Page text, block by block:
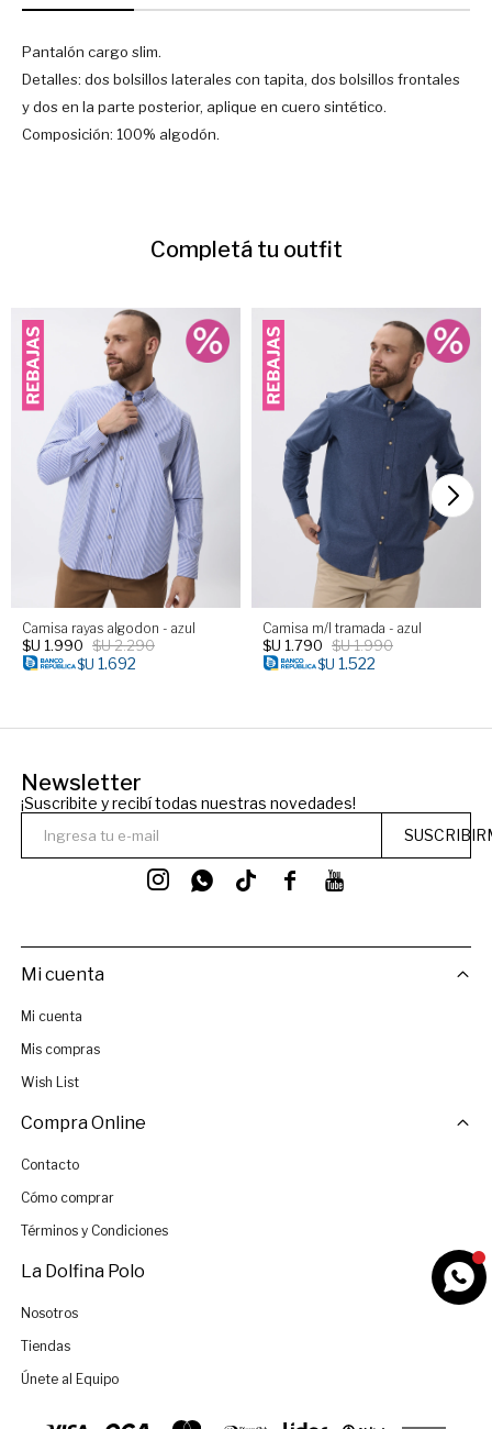
Pantalón cargo slim.
Detalles: dos bolsillos laterales con tapita, dos bolsillos frontales
y dos en la parte posterior, aplique en cuero sintético.
Composición: 100% algodón.
Completá tu outfit
Camisa rayas algodon - azul
$U 1.990 $U2.290
$U 1.692
Camisa m/l tramada - azul
$U 1.790 $U1.990
$U 1.522
Newsletter
¡Suscribite y recibí todas nuestras novedades!
 
 
Mi cuenta
Mi cuenta
Mis compras
Wish List
Compra Online
Contacto
Cómo comprar
Términos y Condiciones
La Dolfina Polo
Nosotros
Tiendas
Únete al Equipo